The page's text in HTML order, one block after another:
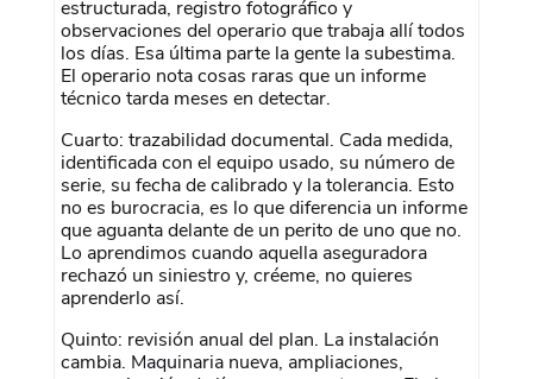
estructurada, registro fotográfico y
observaciones del operario que trabaja allí todos
los días. Esa última parte la gente la subestima.
El operario nota cosas raras que un informe
técnico tarda meses en detectar.
Cuarto: trazabilidad documental. Cada medida,
identificada con el equipo usado, su número de
serie, su fecha de calibrado y la tolerancia. Esto
no es burocracia, es lo que diferencia un informe
que aguanta delante de un perito de uno que no.
Lo aprendimos cuando aquella aseguradora
rechazó un siniestro y, créeme, no quieres
aprenderlo así.
Quinto: revisión anual del plan. La instalación
cambia. Maquinaria nueva, ampliaciones,